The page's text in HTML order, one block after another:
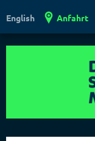
English Anfahrt